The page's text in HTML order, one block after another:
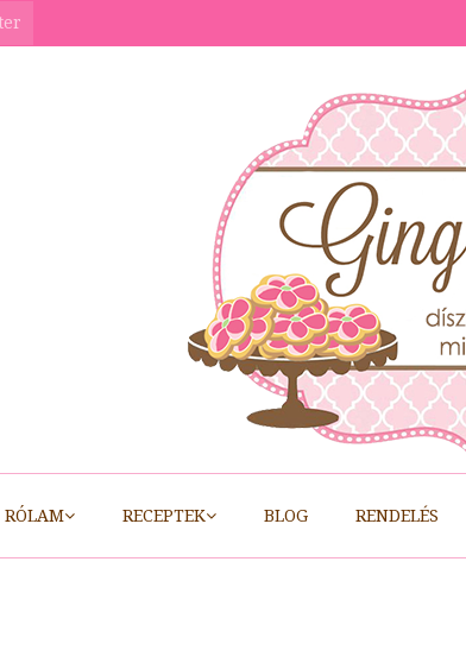
RÓLAM RECEPTEK BLOG RENDELÉS